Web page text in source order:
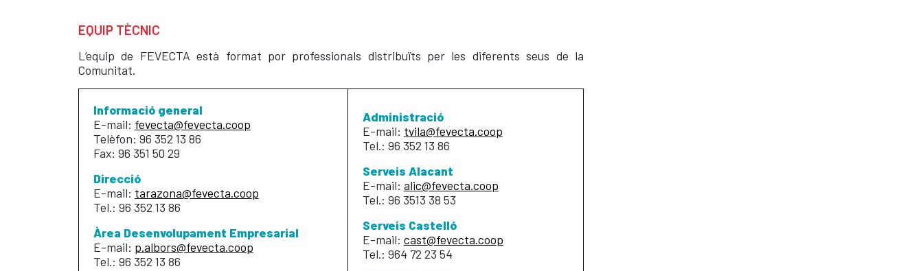
EQUIP TÈCNIC
L’equip de FEVECTA està format por professionals distribuïts per les diferents seus de la
Comunitat.
Informació general
E-mail: fevecta@fevecta.coop
Telèfon: 96 352 13 86
Fax: 96 351 50 29
Direcció
E-mail: tarazona@fevecta.coop
Tel.: 96 352 13 86
Àrea Desenvolupament Empresarial
E-mail: p.albors@fevecta.coop
Tel.: 96 352 13 86
Administració
E-mail: tvila@fevecta.coop
Tel.: 96 352 13 86
Serveis Alacant
E-mail: alic@fevecta.coop
Tel.: 96 3513 38 53
Serveis Castelló
E-mail: cast@fevecta.coop
Tel.: 964 72 23 54